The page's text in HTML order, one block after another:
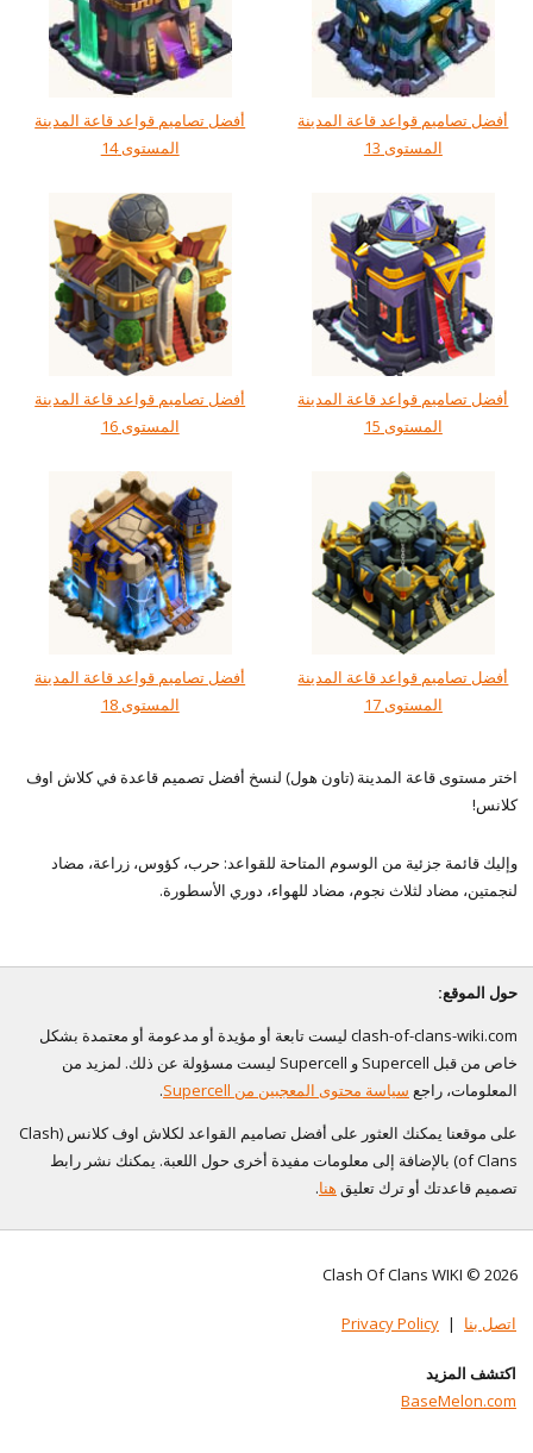
أفضل تصاميم قواعد قاعة المدينة
المستوى 13
أفضل تصاميم قواعد قاعة المدينة
المستوى 14
أفضل تصاميم قواعد قاعة المدينة
المستوى 15
أفضل تصاميم قواعد قاعة المدينة
المستوى 16
أفضل تصاميم قواعد قاعة المدينة
المستوى 17
أفضل تصاميم قواعد قاعة المدينة
المستوى 18
اختر مستوى قاعة المدينة (تاون هول) لنسخ أفضل تصميم قاعدة في كلاش اوف
كلانس!
وإليك قائمة جزئية من الوسوم المتاحة للقواعد: حرب، كؤوس، زراعة، مضاد
لنجمتين، مضاد لثلاث نجوم، مضاد للهواء، دوري الأسطورة.
حول الموقع:
clash-of-clans-wiki.com ليست تابعة أو مؤيدة أو مدعومة أو معتمدة بشكل
خاص من قبل Supercell و Supercell ليست مسؤولة عن ذلك. لمزيد من
المعلومات، راجع سياسة محتوى المعجبين من Supercell
.
على موقعنا يمكنك العثور على أفضل تصاميم القواعد لكلاش اوف كلانس (Clash
of Clans) بالإضافة إلى معلومات مفيدة أخرى حول اللعبة. يمكنك نشر رابط
تصميم قاعدتك أو ترك تعليق هنا.
Clash Of Clans WIKI © 2026
اتصل بنا |
Privacy Policy
اكتشف المزيد
BaseMelon.com